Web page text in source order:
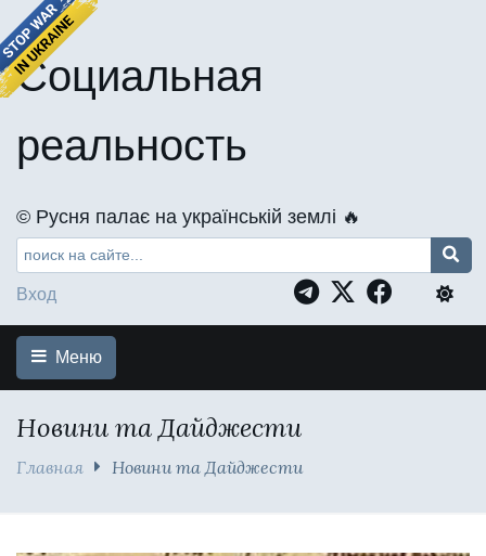
Социальная
реальность
©️ Русня палає на українській землі 🔥
Вход
Меню
Новини та Дайджести
Главная Новини та Дайджести